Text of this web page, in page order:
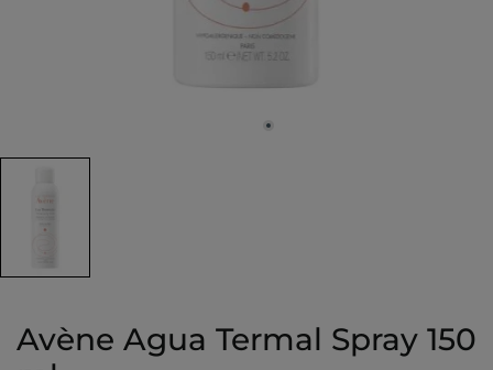
Avène Agua Termal Spray 150